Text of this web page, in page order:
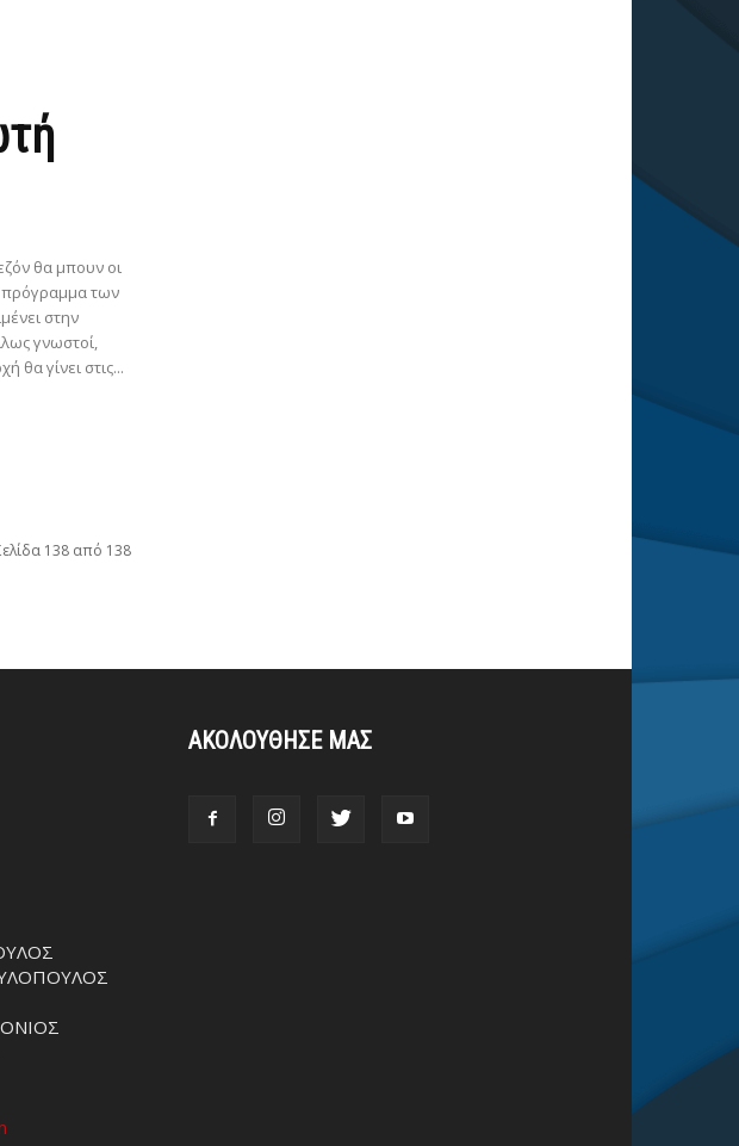
θα μπουν οι
πρόγραμμα των
στην
γνωστοί,
θα γίνει στις...
138 από 138
ΑΚΟΛΟΥΘΗΣΕ ΜΑΣ